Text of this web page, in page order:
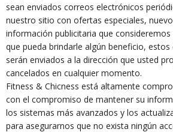
sean enviados correos electrónicos
nuestro sitio con ofertas especiales,
información publicitaria que
que pueda brindarle algún beneficio,
serán enviados a la dirección que usted
cancelados en cualquier momento.
Fitness & Chicness está altamente
con el compromiso de mantener su
los sistemas más avanzados y los
para asegurarnos que no exista ningún